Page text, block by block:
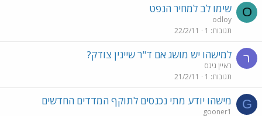
O שימו לב למחיר הנפט
odloy
תגובות 1
22/2/11
ר למישהו יש מושג אם ד"ר שיינין צודק?
ראיין גיגס
תגובות 1
21/2/11
G מישהו יודע מתי נכנסים לתוקף המדדים החדשים
gooner1